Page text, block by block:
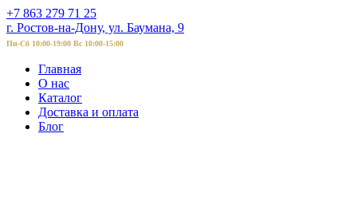
+7 863 279 71 25
г. Ростов-на-Дону, ул. Баумана, 9
Пн-Сб 10:00-19:00 Вс 10:00-15:00
Главная
О нас
Каталог
Доставка и оплата
Блог